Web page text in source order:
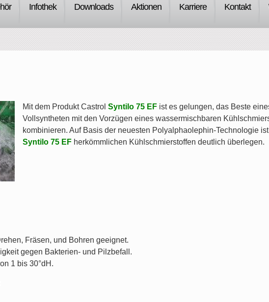
Infothek Downloads Aktionen Karriere Kontakt
Mit dem Produkt Castrol Syntilo 75 EF ist es gelungen, das Beste
Vollsyntheten mit den Vorzügen eines wassermischbaren
kombinieren. Auf Basis der neuesten Polyalphaolephin-Technologie ist
Syntilo 75 EF herkömmlichen Kühlschmierstoffen deutlich überlegen.
Fräsen, und Bohren geeignet.
gegen Bakterien- und Pilzbefall.
1 bis 30°dH.